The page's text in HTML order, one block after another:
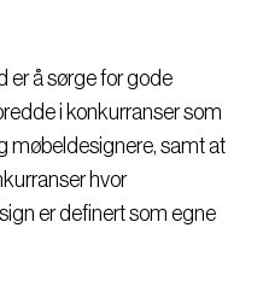
er å sørge for gode
i konkurranser som
møbeldesignere, samt at
hvor
er definert som egne